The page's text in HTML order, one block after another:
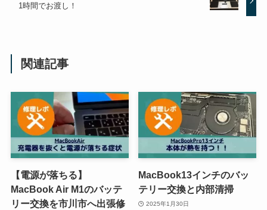
1時間でお渡し！
関連記事
【電源が落ちる】
MacBook Air M1のバッテ
リー交換を市川市へ出張修
MacBook13インチのバッ
テリー交換と内部清掃
2025年1月30日